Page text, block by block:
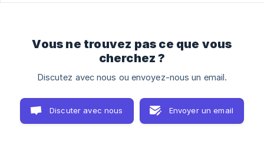
Vous ne trouvez pas ce que vous
cherchez ?
Discutez avec nous ou envoyez-nous un email.
Discuter avec nous Envoyer un email